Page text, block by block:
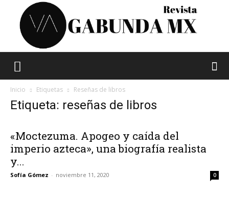
Inicio Etiquetas Reseñas de libros
Etiqueta: reseñas de libros
«Moctezuma. Apogeo y caída del
imperio azteca», una biografía realista
y...
Sofía Gómez - noviembre 11, 2020 0